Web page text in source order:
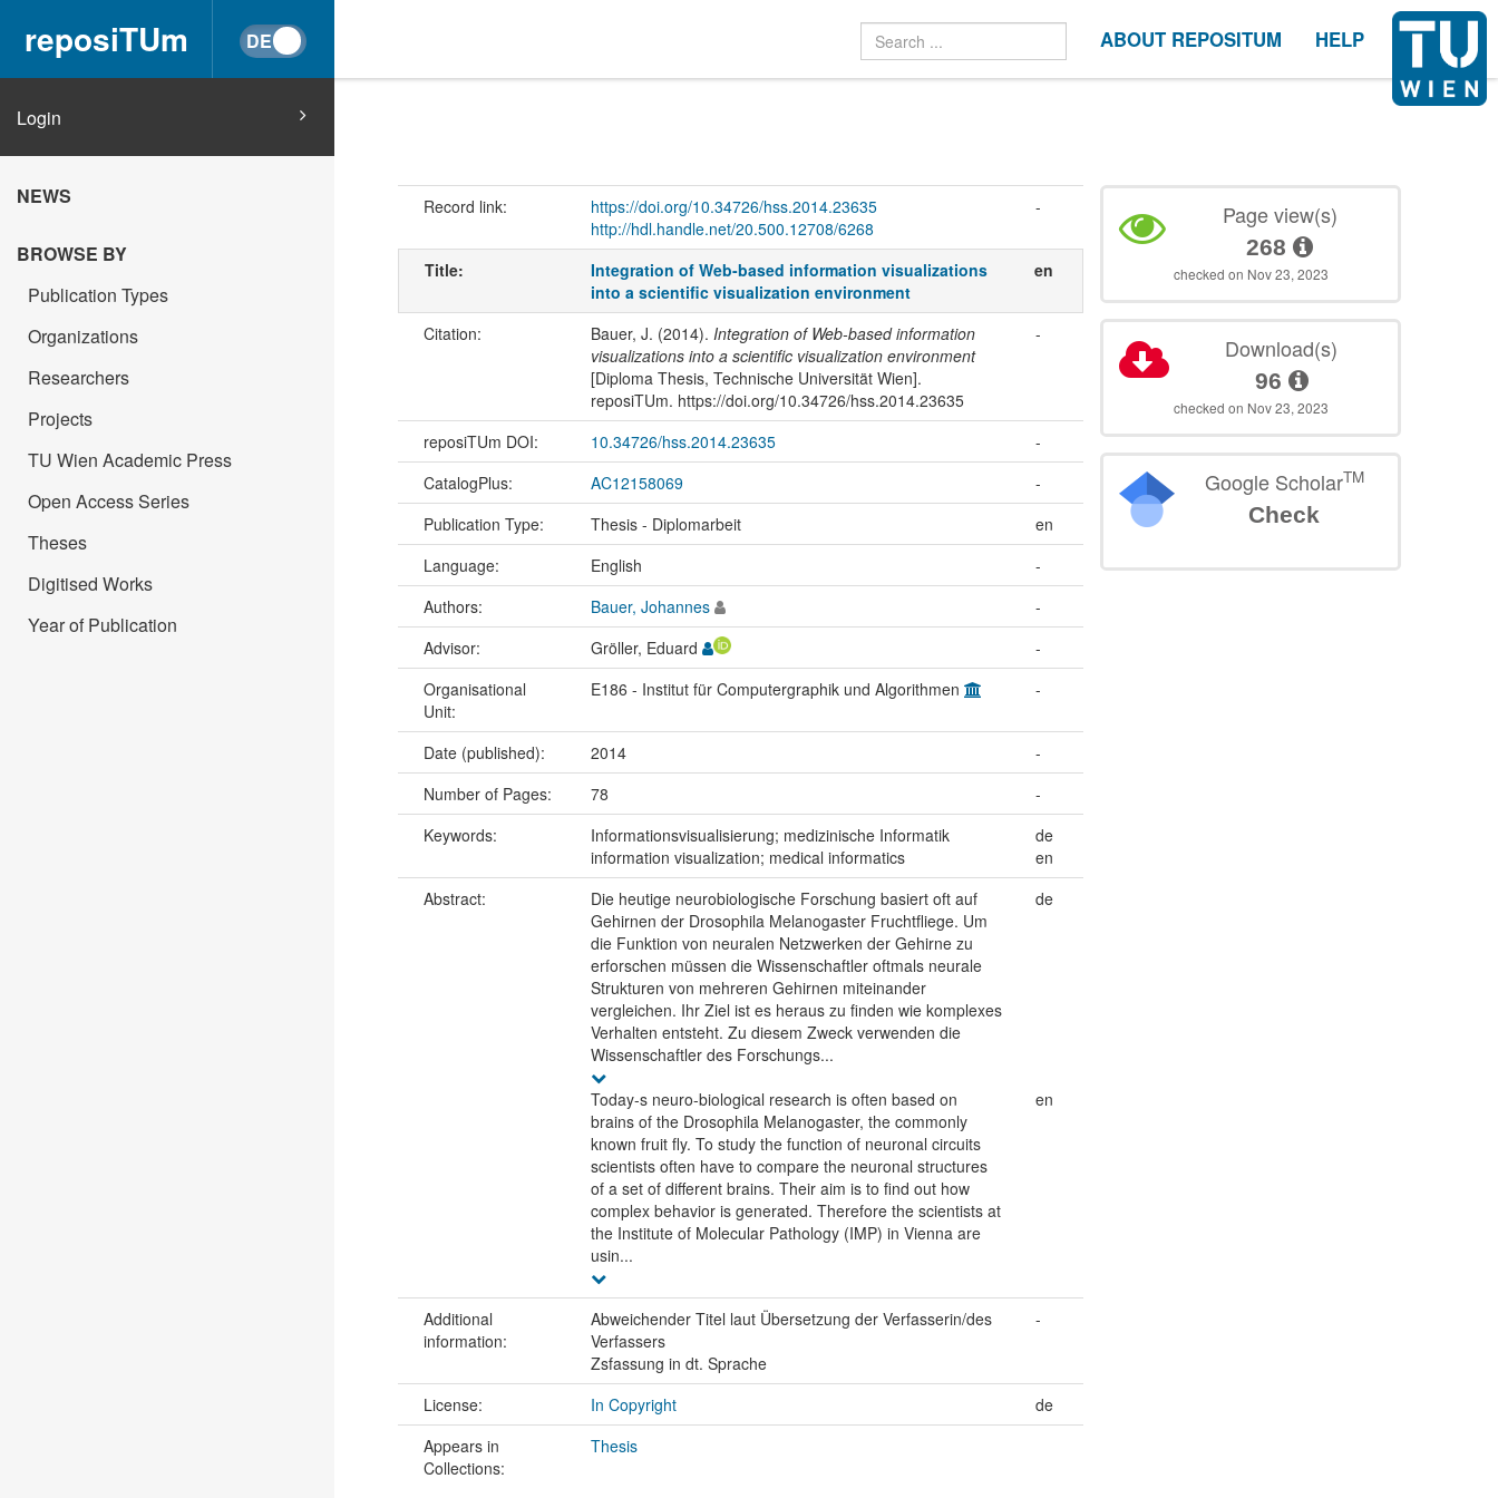
reposiTUm ABOUT REPOSITUM HELP
Login
NEWS
BROWSE BY
Publication Types
Organizations
Researchers
Projects
TU Wien Academic Press
Open Access Series
Theses
Digitised Works
Year of Publication
Record link:
https://doi.org/10.34726/hss.2014.23635
http://hdl.handle.net/20.500.12708/6268
-
Title:
Integration of Web-based information visualizations
into a scientific visualization environment
en
Citation: Bauer, J. (2014). Integration of Web-based information
visualizations into a scientific visualization environment
[Diploma Thesis, Technische Universität Wien].
reposiTUm. https://doi.org/10.34726/hss.2014.23635
-
reposiTUm DOI: 10.34726/hss.2014.23635
-
CatalogPlus:
AC12158069
-
Publication Type:
Thesis - Diplomarbeit
en
Language:
English
-
Authors:
Bauer, Johannes
-
Advisor:
Gröller, Eduard
-
Organisational
Unit:
E186 - Institut für Computergraphik und Algorithmen -
Date (published): 2014
-
Number of Pages:
78
-
Keywords:
Informationsvisualisierung; medizinische Informatik
de
information visualization; medical informatics
en
Abstract:
Die heutige neurobiologische Forschung basiert oft auf
Gehirnen der Drosophila Melanogaster Fruchtfliege. Um
die Funktion von neuralen Netzwerken der Gehirne zu
erforschen müssen die Wissenschaftler oftmals neurale
Strukturen von mehreren Gehirnen miteinander
vergleichen. Ihr Ziel ist es heraus zu finden wie komplexes
Verhalten entsteht. Zu diesem Zweck verwenden die
Wissenschaftler des Forschungs...
de
Today-s neuro-biological research is often based on
brains of the Drosophila Melanogaster, the commonly
known fruit fly. To study the function of neuronal circuits
scientists often have to compare the neuronal structures
of a set of different brains. Their aim is to find out how
complex behavior is generated. Therefore the scientists at
the Institute of Molecular Pathology (IMP) in Vienna are
usin...
en
Additional
information:
Abweichender Titel laut Übersetzung der Verfasserin/des
Verfassers
Zsfassung in dt. Sprache
-
License: In Copyright
de
Appears in
Collections:
Thesis
Page view(s)
268
checked on Nov 23, 2023
Download(s)
96
checked on Nov 23, 2023
Google ScholarTM
Check